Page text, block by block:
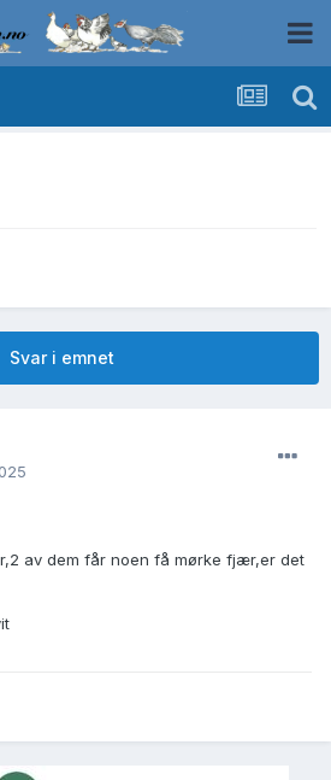
Svar i emnet
av dem får noen få mørke fjær,er det